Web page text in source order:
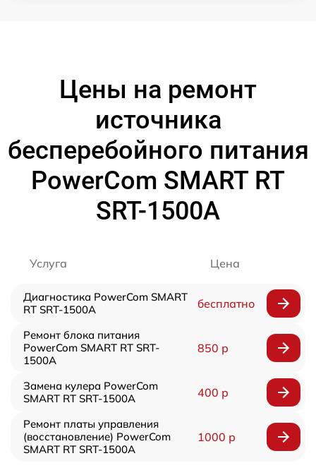
Цены на ремонт
источника
бесперебойного питания
PowerCom SMART RT
SRT-1500A
Услуга Цена
Диагностика PowerCom SMART
RT SRT-1500A
бесплатно
Ремонт блока питания
PowerCom SMART RT SRT-
1500A
850 р
Замена кулера PowerCom
SMART RT SRT-1500A
400 р
Ремонт платы управления
(восстановление) PowerCom
SMART RT SRT-1500A
1000 р